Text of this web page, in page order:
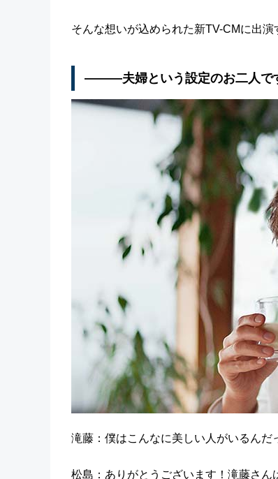
そんな想いが込められた新TV-CMに出
―――夫婦という設定のお二人で
滝藤：僕はこんなに美しい人がいるんだ
松島：ありがとうございます！滝藤さ